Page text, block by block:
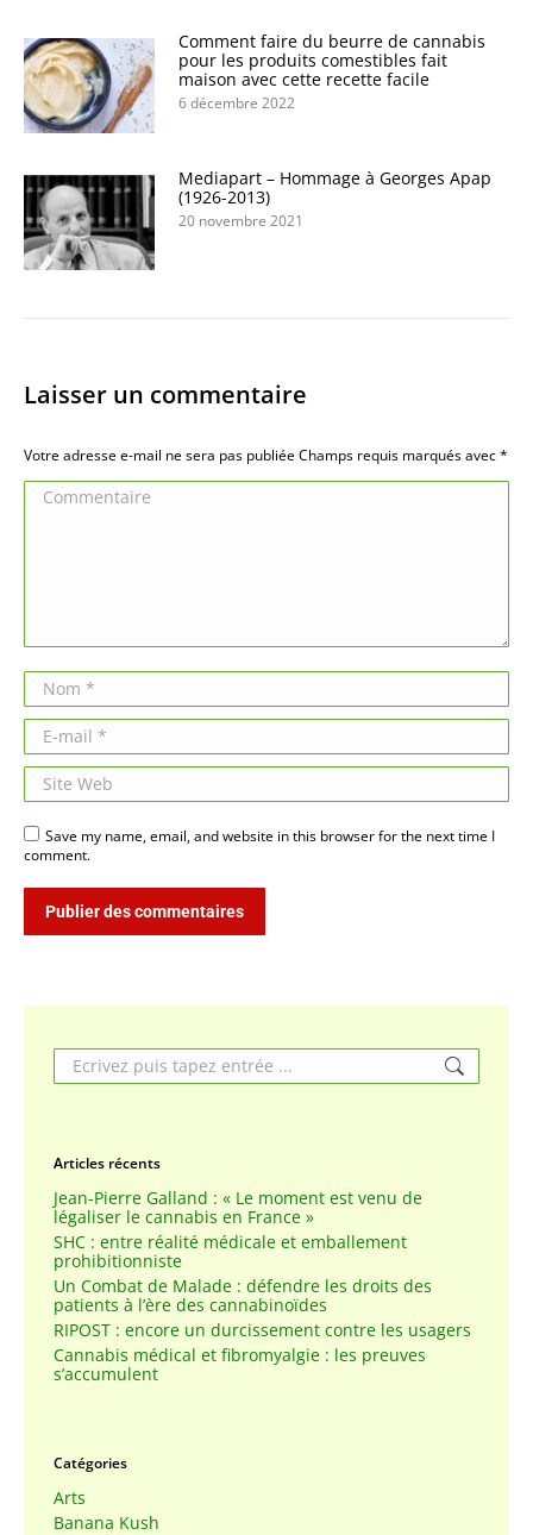
Comment faire du beurre de cannabis
pour les produits comestibles fait
maison avec cette recette facile
6 décembre 2022
Mediapart – Hommage à Georges Apap
(1926-2013)
20 novembre 2021
Laisser un commentaire
Votre adresse e-mail ne sera pas publiée Champs requis marqués avec*
Commentaire
Nom *
E-mail *
Site Web
Save my name, email, and website in this browser for the next time I
comment.
Publier des commentaires
Search:
Articles récents
Jean-Pierre Galland : « Le moment est venu de
légaliser le cannabis en France »
SHC : entre réalité médicale et emballement
prohibitionniste
Un Combat de Malade : défendre les droits des
patients à l’ère des cannabinoïdes
RIPOST : encore un durcissement contre les usagers
Cannabis médical et fibromyalgie : les preuves
s’accumulent
Catégories
Arts
Banana Kush